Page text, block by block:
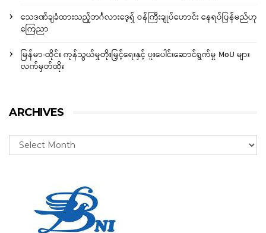
သေဒဏ်ချခံထားသည့်ဘင်္ဂလားဒေ့ရှ် ဝန်ကြီးချုပ်ဟောင်း နေရပ်ပြန်မည်ဟု
ကြေညာ
မြန်မာ-ထိုင်း ကုန်သွယ်မှုတိုးမြှင့်ရေးနှင့် ပူးပေါင်းဆောင်ရွက်မှု MoU များ
လက်မှတ်ထိုး
ARCHIVES